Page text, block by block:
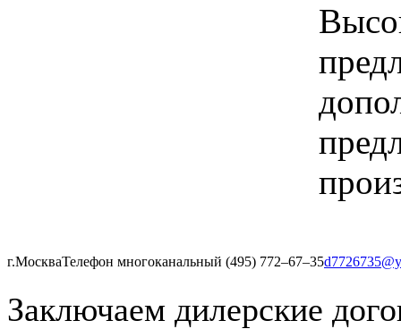
г.МоскваТелефон многоканальный (495) 772‒67‒35
Заключаем дилерские